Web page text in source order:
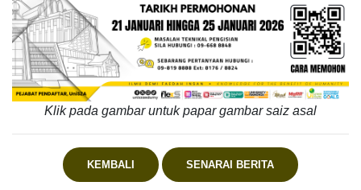
Klik pada gambar untuk papar gambar saiz asal
KEMBALI SENARAI BERITA